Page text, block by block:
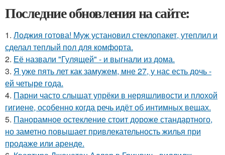
Последние обновления на сайте:
1. Лоджия готова! Муж установил стеклопакет, утеплил и
сделал теплый пол для комфорта.
2. Её назвали "Гулящей" - и выгнали из дома.
3. Я уже пять лет как замужем, мне 27, у нас есть дочь -
ей четыре года.
4. Парни часто слышат упрёки в неряшливости и плохой
гигиене, особенно когда речь идёт об интимных вещах.
5. Панорамное остекление стоит дороже стандартного,
но заметно повышает привлекательность жилья при
продаже или аренде.